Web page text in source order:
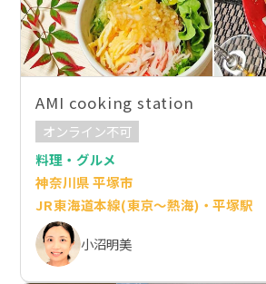
AMI cooking station
オンライン不可
料理・グルメ
神奈川県 平塚市
JR東海道本線(東京～熱海)・平塚駅
小沼明美